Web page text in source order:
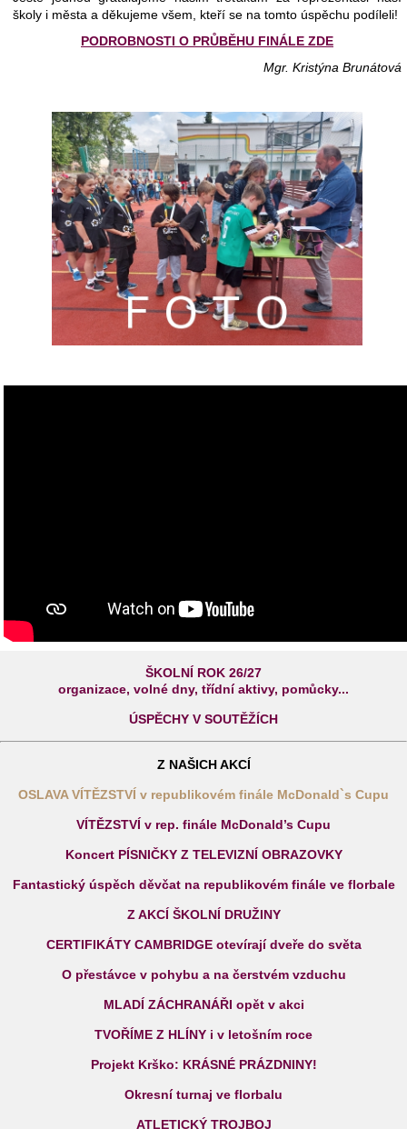
školy i města a děkujeme všem, kteří se na tomto úspěchu podíleli!
PODROBNOSTI O PRŮBĚHU FINÁLE ZDE
Mgr. Kristýna Brunátová
ŠKOLNÍ ROK 26/27
organizace, volné dny, třídní aktivy, pomůcky...
ÚSPĚCHY V SOUTĚŽÍCH
Z NAŠICH AKCÍ
OSLAVA VÍTĚZSTVÍ v republikovém finále McDonald`s Cupu
VÍTĚZSTVÍ v rep. finále McDonald’s Cupu
Koncert PÍSNIČKY Z TELEVIZNÍ OBRAZOVKY
Fantastický úspěch děvčat na republikovém finále ve florbale
Z AKCÍ ŠKOLNÍ DRUŽINY
CERTIFIKÁTY CAMBRIDGE otevírají dveře do světa
O přestávce v pohybu a na čerstvém vzduchu
MLADÍ ZÁCHRANÁŘI opět v akci
TVOŘÍME Z HLÍNY i v letošním roce
Projekt Krško: KRÁSNÉ PRÁZDNINY!
Okresní turnaj ve florbalu
ATLETICKÝ TROJBOJ